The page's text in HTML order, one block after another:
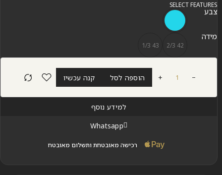
SELECT FEATURES
צבע
מידה
42 2/3
43 1/3
+ הוספה לסל קנה עכשיו
למידע נוסף
Whatsapp
רכישה מאובטחת ותשלום מאובטח